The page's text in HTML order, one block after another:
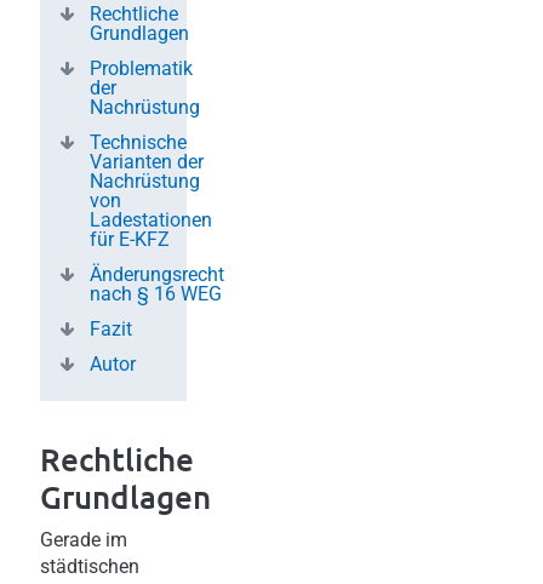
Rechtliche
Grundlagen
Problematik
der
Nachrüstung
Technische
Varianten der
Nachrüstung
von
Ladestationen
für E-KFZ
Änderungsrecht
nach § 16 WEG
Fazit
Autor
Rechtliche
Grundlagen
Gerade im
städtischen